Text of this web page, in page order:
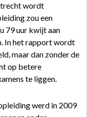
wordt
zou een
79 uur kwijt aan
In het rapport wordt
maar dan zonder de
op betere
te liggen.
werd in 2009